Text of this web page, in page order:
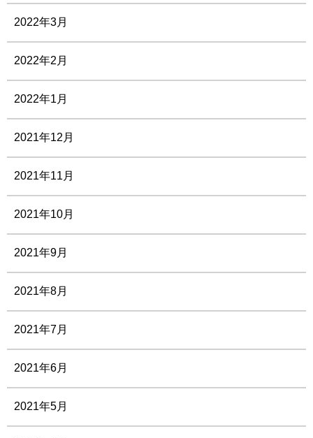
2022年3月
2022年2月
2022年1月
2021年12月
2021年11月
2021年10月
2021年9月
2021年8月
2021年7月
2021年6月
2021年5月